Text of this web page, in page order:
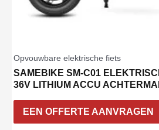
Opvouwbare elektrische fiets
SAMEBIKE SM-C01
36V LITHIUM ACCU
EEN OFFERTE AANVRAGEN